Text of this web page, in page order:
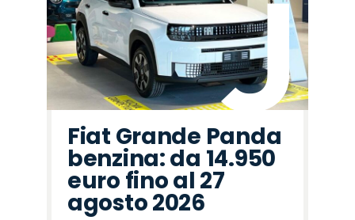
Fiat Grande Panda
benzina: da 14.950
euro fino al 27
agosto 2026